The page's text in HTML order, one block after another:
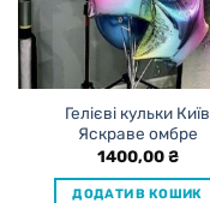
Гелієві кульки Київ
Яскраве омбре
1400,00₴
ДОДАТИ В КОШИК